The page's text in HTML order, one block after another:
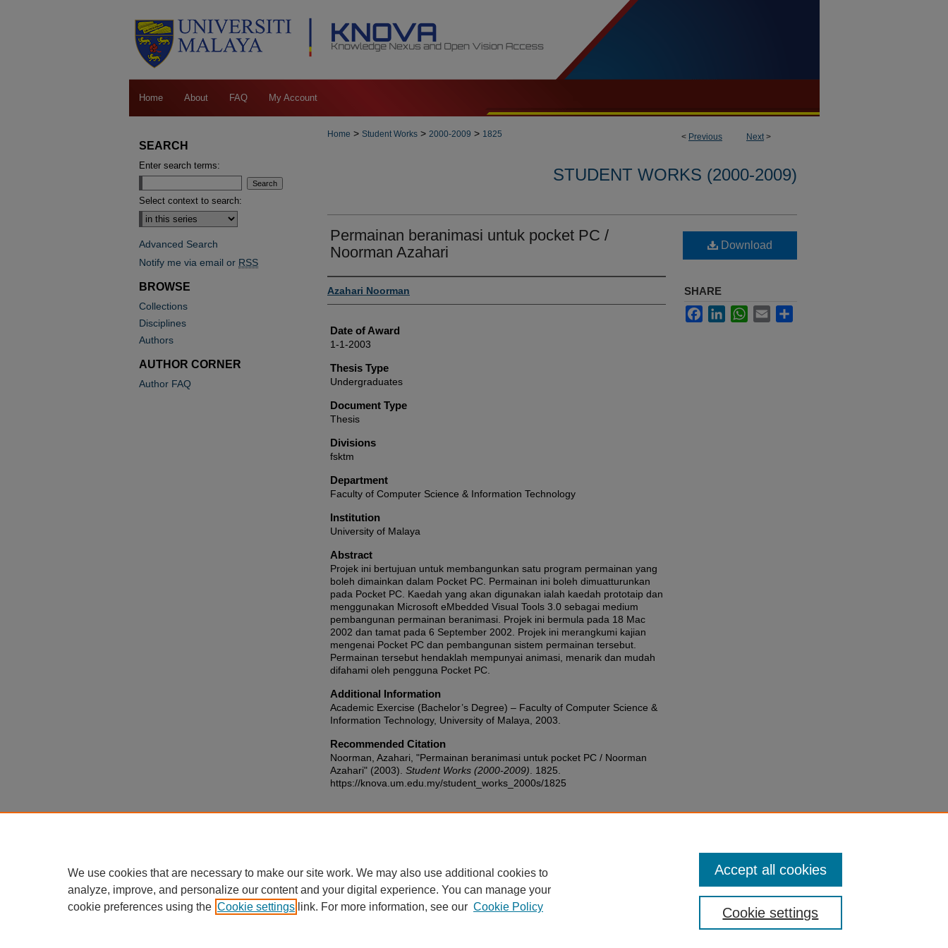
Home About FAQ My Account
< Previous Next>
Home > Student Works > 2000-2009 > 1825
STUDENT WORKS (2000-2009)
Permainan beranimasi untuk pocket PC /
Noorman Azahari
Author
Azahari Noorman
Date of Award
1-1-2003
Thesis Type
Undergraduates
Document Type
Thesis
Divisions
fsktm
Department
Faculty of Computer Science & Information Technology
Institution
University of Malaya
Abstract
Projek ini bertujuan untuk membangunkan satu program permainan yang
boleh dimainkan dalam Pocket PC. Permainan ini boleh dimuatturunkan
pada Pocket PC. Kaedah yang akan digunakan ialah kaedah prototaip dan
menggunakan Microsoft eMbedded Visual Tools 3.0 sebagai medium
pembangunan permainan beranimasi. Projek ini bermula pada 18 Mac
2002 dan tamat pada 6 September 2002. Projek ini merangkumi kajian
mengenai Pocket PC dan pembangunan sistem permainan tersebut.
Permainan tersebut hendaklah mempunyai animasi, menarik dan mudah
difahami oleh pengguna Pocket PC.
Additional Information
Academic Exercise (Bachelor’s Degree) – Faculty of Computer Science &
Information Technology, University of Malaya, 2003.
Recommended Citation
Noorman, Azahari, "Permainan beranimasi untuk pocket PC / Noorman
Azahari" (2003). Student Works (2000-2009) . 1825.
https://knova.um.edu.my/student_works_2000s/1825
Download
SHARE
FacebookLinkedInWhatsApp
Email
SEARCH
Enter search terms:
Select context to search:
Advanced Search
Notify me via email or RSS
BROWSE
Collections
Disciplines
Authors
AUTHOR CORNER
Author FAQ
Privacy Copyright
We use cookies that are necessary to make our site work. We may also use additional cookies to
analyze, improve, and personalize our content and your digital experience. You can manage your
cookie preferences using the Cookie settings link. For more information, see our Cookie Policy Cookie settings
Accept all cookies